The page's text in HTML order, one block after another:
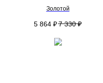
Золотой
5 864 ₽7 330 ₽